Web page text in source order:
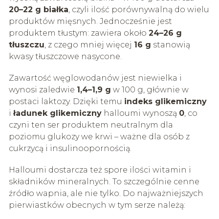
20–22 g białka, czyli ilość porównywalną do wielu
produktów mięsnych. Jednocześnie jest
produktem tłustym: zawiera około 24–26 g
tłuszczu, z czego mniej więcej 16 g stanowią
kwasy tłuszczowe nasycone.
Zawartość węglowodanów jest niewielka i
wynosi zaledwie 1,4–1,9 g w 100 g, głównie w
postaci laktozy. Dzięki temu indeks glikemiczny
iładunek glikemicznyhalloumi wynoszą 0, co
czyni ten ser produktem neutralnym dla
poziomu glukozy we krwi – ważne dla osób z
cukrzycą i insulinoopornością.
Halloumi dostarcza też spore ilości witamin i
składników mineralnych. To szczególnie cenne
źródło wapnia, ale nie tylko. Do najważniejszych
pierwiastków obecnych w tym serze należą: